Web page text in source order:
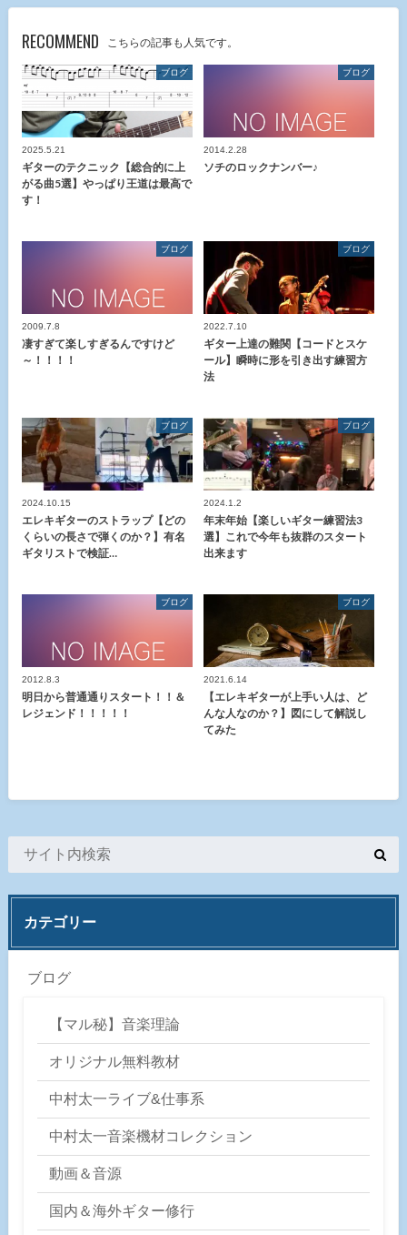
RECOMMEND こちらの記事も人気です。
ブログ
2025.5.21
ギターのテクニック【総合的に上
がる曲5選】やっぱり王道は最高で
す！
ブログ
2014.2.28
ソチのロックナンバー♪
ブログ
2009.7.8
凄すぎて楽しすぎるんですけど
～！！！！
ブログ
2022.7.10
ギター上達の難関【コードとスケ
ール】瞬時に形を引き出す練習方
法
ブログ
2024.10.15
エレキギターのストラップ【どの
くらいの長さで弾くのか？】有名
ギタリストで検証…
ブログ
2024.1.2
年末年始【楽しいギター練習法3
選】これで今年も抜群のスタート
出来ます
ブログ
2012.8.3
明日から普通通りスタート！！＆
レジェンド！！！！！
ブログ
2021.6.14
【エレキギターが上手い人は、ど
んな人なのか？】図にして解説し
てみた
カテゴリー
ブログ
【マル秘】音楽理論
オリジナル無料教材
中村太一ライブ&仕事系
中村太一音楽機材コレクション
動画＆音源
国内＆海外ギター修行